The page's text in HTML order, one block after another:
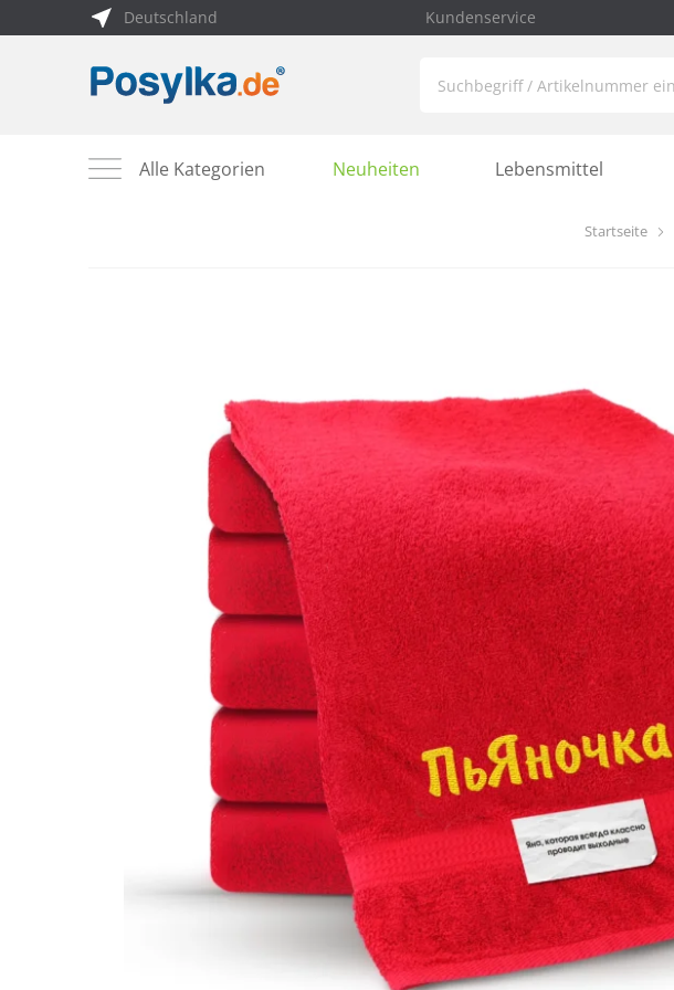
Deutschland Kundenservice
Alle Kategorien Neuheiten Lebensmittel
Startseite